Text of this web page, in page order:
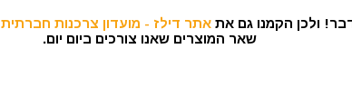
ולכן הקמנו גם את אתר דילז - מועדון צרכנות חברתית
שאר המוצרים שאנו צורכים ביום יום.